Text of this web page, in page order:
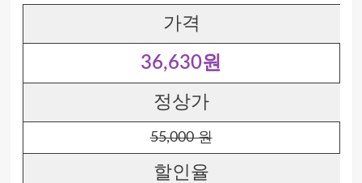
가격
36,630원
정상가
55,000 원
할인율